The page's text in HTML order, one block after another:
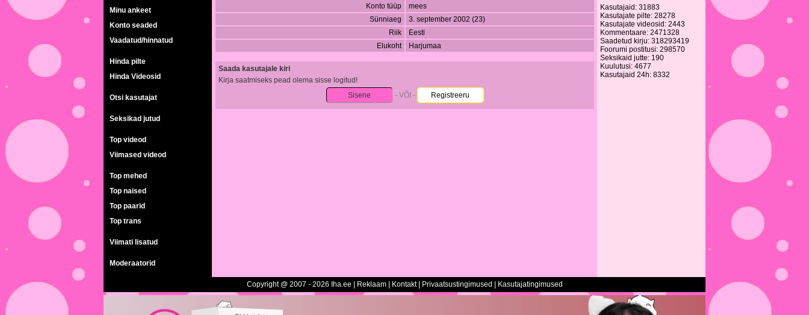
Minu ankeet
Konto seaded
Vaadatud/hinnatud
Hinda pilte
Hinda Videosid
Otsi kasutajat
Seksikad jutud
Top videod
Viimased videod
Top mehed
Top naised
Top paarid
Top trans
Viimati lisatud
Moderaatorid
Konto tüüp
mees
Sünniaeg
3. september 2002 (23)
Riik
Eesti
Elukoht
Harjumaa
Saada kasutajale kiri
Kirja saatmiseks pead olema sisse logitud!
Sisene
- VÕI - Registreeru
Kasutajaid: 31883
Kasutajate pilte: 28278
Kasutajate videosid: 2443
Kommentaare: 2471328
Saadetud kirju: 318293419
Foorumi postitusi: 298570
Seksikaid jutte: 190
Kuulutusi: 4677
Kasutajaid 24h: 8332
Copyright @ 2007 - 2026 Iha.ee | Reklaam| Kontakt| Privaatsustingimused Kasutajatingimused